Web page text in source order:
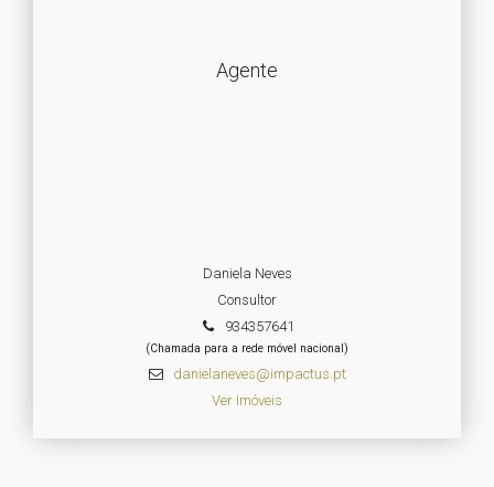
Agente
Daniela Neves
Consultor
934357641
(Chamada para a rede móvel nacional)
danielaneves@impactus.pt
Ver Imóveis